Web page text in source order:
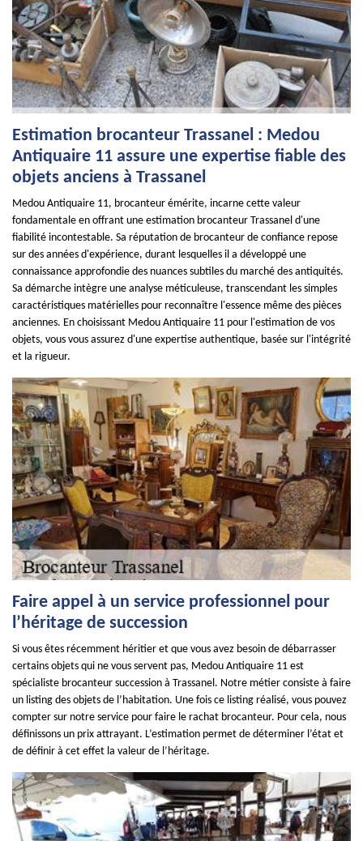
Estimation brocanteur Trassanel : Medou
Antiquaire 11 assure une expertise fiable des
objets anciens à Trassanel
Medou Antiquaire 11, brocanteur émérite, incarne cette valeur
fondamentale en offrant une estimation brocanteur Trassanel d'une
fiabilité incontestable. Sa réputation de brocanteur de confiance repose
sur des années d'expérience, durant lesquelles il a développé une
connaissance approfondie des nuances subtiles du marché des antiquités.
Sa démarche intègre une analyse méticuleuse, transcendant les simples
caractéristiques matérielles pour reconnaître l'essence même des pièces
anciennes. En choisissant Medou Antiquaire 11 pour l'estimation de vos
objets, vous vous assurez d'une expertise authentique, basée sur l'intégrité
et la rigueur.
Faire appel à un service professionnel pour
l’héritage de succession
Si vous êtes récemment héritier et que vous avez besoin de débarrasser
certains objets qui ne vous servent pas, Medou Antiquaire 11 est
spécialiste brocanteur succession à Trassanel. Notre métier consiste à faire
un listing des objets de l’habitation. Une fois ce listing réalisé, vous pouvez
compter sur notre service pour faire le rachat brocanteur. Pour cela, nous
définissons un prix attrayant. L’estimation permet de déterminer l’état et
de définir à cet effet la valeur de l’héritage.